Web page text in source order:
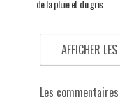
de la pluie et du gris
AFFICHER
Les